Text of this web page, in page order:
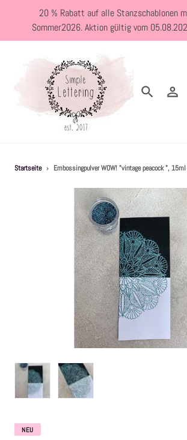
Inhalt
20 % Rabatt auf alle Stanzschablonen
Sommer2026. Aktion gültig vom
Suchen
Stanzschablonen
Stempelkissen
Embossing Pulver WOW
Kartendeko Embellishments
Präge-, Universal- Maskierschablonen
Startseite › Embossingpulver WOW! "vintage peacock ", 15ml
NEU